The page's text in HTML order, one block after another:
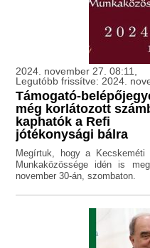
2024. november 27. 08:11,
Legutóbb frissítve: 2024.
Támogató-
még korlátozott
kaphatók a Refi
jótékonysági bálra
Megírtuk, hogy a Kecskeméti
Munkaközössége idén is
november 30-án, szombaton.